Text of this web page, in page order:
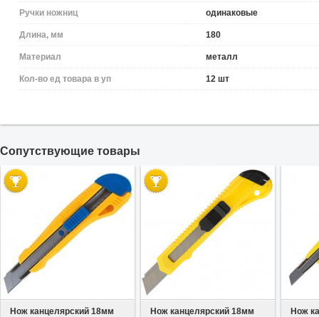
Ручки ножниц одинаковые
Длина, мм 180
Материал металл
Кол-во ед товара в уп 12 шт
Cопутствующие товары
Нож канцелярский 18мм
Нож канцелярский 18мм
Нож